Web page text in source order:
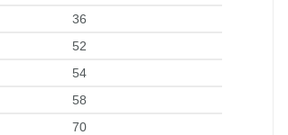
36
52
54
58
70